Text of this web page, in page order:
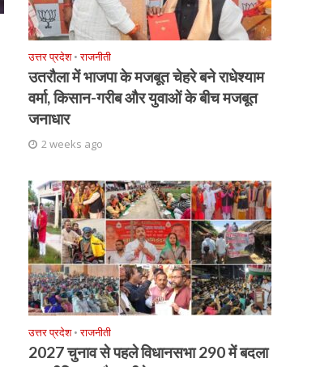
उत्तर प्रदेश • राजनीती
उतरौला में भाजपा के मजबूत चेहरे बने राधेश्याम
वर्मा, किसान-गरीब और युवाओं के बीच मजबूत
जनाधार
2 weeks ago
उत्तर प्रदेश • राजनीती
2027 चुनाव से पहले विधानसभा 290 में बदला